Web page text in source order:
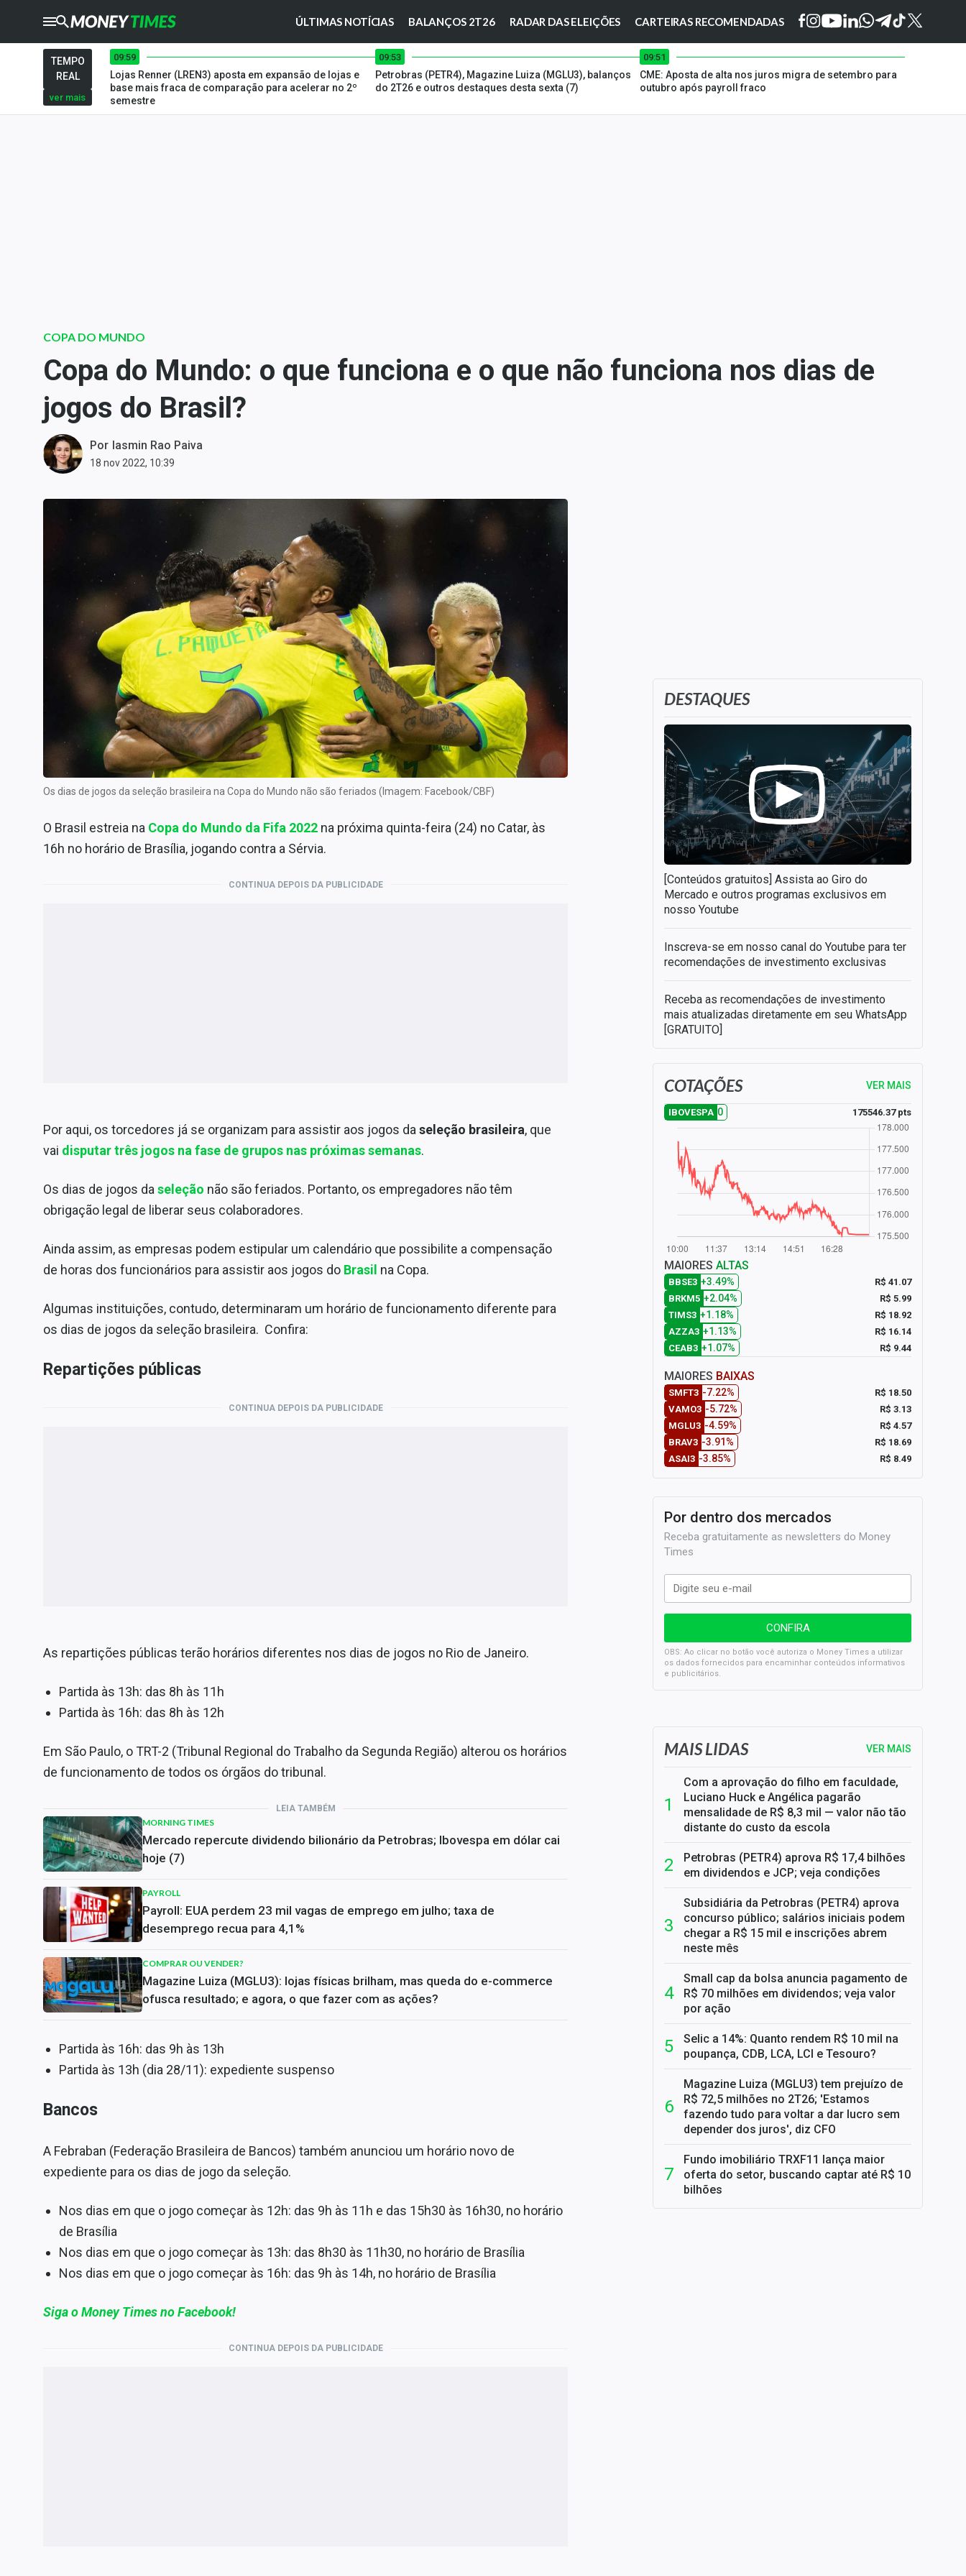
ÚLTIMAS NOTÍCIAS BALANÇOS 2T26 RADAR DAS ELEIÇÕES CARTEIRAS RECOMENDADAS
CRYPTOTIMES
TIMES
Ibovespa
Carteiras Recomendadas
Central de Dividendos
Central de Fundos
Imobiliários
Central dos IPOs
Renda Fixa
Finanças Pessoais
Expediente
TEMPO
REAL
ver mais
09:59
Lojas Renner (LREN3) aposta em expansão de lojas e
base mais fraca de comparação para acelerar no 2º
semestre
09:53
Petrobras (PETR4), Magazine Luiza (MGLU3), balanços
do 2T26 e outros destaques desta sexta (7)
09:51
CME: Aposta de alta nos juros migra de setembro para
outubro após payroll fraco
COPA DO MUNDO
Copa do Mundo: o que funciona e o que não funciona nos dias de
jogos do Brasil?
Por Iasmin Rao Paiva
18 nov 2022, 10:39
Os dias de jogos da seleção brasileira na Copa do Mundo não são feriados (Imagem: Facebook/CBF)
O Brasil estreia na Copa do Mundo da Fifa 2022 na próxima quinta-feira (24) no Catar, às
16h no horário de Brasília, jogando contra a Sérvia.
CONTINUA DEPOIS DA PUBLICIDADE
Por aqui, os torcedores já se organizam para assistir aos jogos da seleção brasileira, que
vai disputar três jogos na fase de grupos nas próximas semanas.
Os dias de jogos da seleção não são feriados. Portanto, os empregadores não têm
obrigação legal de liberar seus colaboradores.
Ainda assim, as empresas podem estipular um calendário que possibilite a compensação
de horas dos funcionários para assistir aos jogos do Brasil na Copa.
Algumas instituições, contudo, determinaram um horário de funcionamento diferente para
os dias de jogos da seleção brasileira. Confira:
Repartições públicas
CONTINUA DEPOIS DA PUBLICIDADE
As repartições públicas terão horários diferentes nos dias de jogos no Rio de Janeiro.
Partida às 13h: das 8h às 11h
Partida às 16h: das 8h às 12h
Em São Paulo, o TRT-2 (Tribunal Regional do Trabalho da Segunda Região) alterou os horários
de funcionamento de todos os órgãos do tribunal.
LEIA TAMBÉM
MORNING TIMES
Mercado repercute dividendo bilionário da Petrobras; Ibovespa em dólar cai
hoje (7)
PAYROLL
Payroll: EUA perdem 23 mil vagas de emprego em julho; taxa de
desemprego recua para 4,1%
COMPRAR OU VENDER?
Magazine Luiza (MGLU3): lojas físicas brilham, mas queda do e-commerce
ofusca resultado; e agora, o que fazer com as ações?
Partida às 16h: das 9h às 13h
Partida às 13h (dia 28/11): expediente suspenso
Bancos
A Febraban (Federação Brasileira de Bancos) também anunciou um horário novo de
expediente para os dias de jogo da seleção.
Nos dias em que o jogo começar às 12h: das 9h às 11h e das 15h30 às 16h30, no horário
de Brasília
Nos dias em que o jogo começar às 13h: das 8h30 às 11h30, no horário de Brasília
Nos dias em que o jogo começar às 16h: das 9h às 14h, no horário de Brasília
Siga o Money Times no Facebook!
CONTINUA DEPOIS DA PUBLICIDADE
DESTAQUES
[Conteúdos gratuitos] Assista ao Giro do
Mercado e outros programas exclusivos em
nosso Youtube
Inscreva-se em nosso canal do Youtube para ter
recomendações de investimento exclusivas
Receba as recomendações de investimento
mais atualizadas diretamente em seu WhatsApp
[GRATUITO]
COTAÇÕES VER MAIS
IBOVESPA 0 175546.37 pts
MAIORES ALTAS
BBSE3 +3.49%
R$ 41.07
BRKM5 +2.04%
R$ 5.99
TIMS3 +1.18%
R$ 18.92
AZZA3 +1.13%
R$ 16.14
CEAB3 +1.07% R$ 9.44
MAIORES BAIXAS
SMFT3 -7.22%
R$ 18.50
VAMO3 -5.72%
R$ 3.13
MGLU3 -4.59%
R$ 4.57
BRAV3 -3.91%
R$ 18.69
ASAI3 -3.85% R$ 8.49
Por dentro dos mercados
Receba gratuitamente as newsletters do Money
Times
OBS: Ao clicar no botão você autoriza o Money Times a utilizar
os dados fornecidos para encaminhar conteúdos informativos
e publicitários.
SELIC em 14%: A repercussão da decisão sobre os JUROS
MAIS LIDAS VER MAIS
Com a aprovação do filho em faculdade,
Luciano Huck e Angélica pagarão
mensalidade de R$ 8,3 mil — valor não tão
distante do custo da escola
Petrobras (PETR4) aprova R$ 17,4 bilhões
em dividendos e JCP; veja condições
Subsidiária da Petrobras (PETR4) aprova
concurso público; salários iniciais podem
chegar a R$ 15 mil e inscrições abrem
neste mês
Small cap da bolsa anuncia pagamento de
R$ 70 milhões em dividendos; veja valor
por ação
Selic a 14%: Quanto rendem R$ 10 mil na
poupança, CDB, LCA, LCI e Tesouro?
Magazine Luiza (MGLU3) tem prejuízo de
R$ 72,5 milhões no 2T26; 'Estamos
fazendo tudo para voltar a dar lucro sem
depender dos juros', diz CFO
Fundo imobiliário TRXF11 lança maior
oferta do setor, buscando captar até R$ 10
bilhões